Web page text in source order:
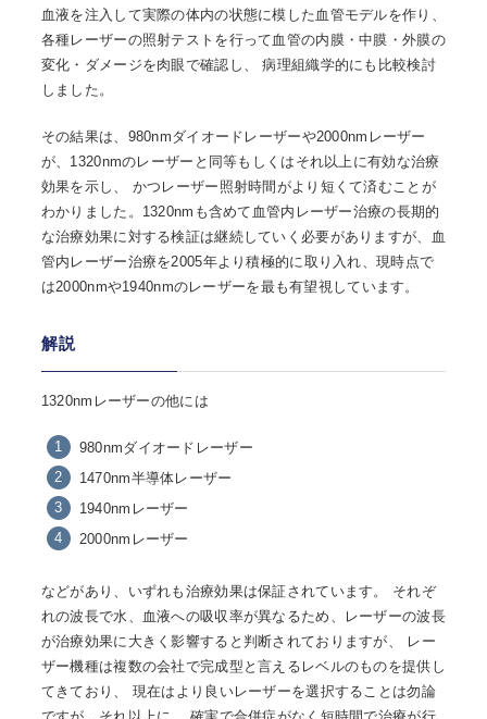
血液を注入して実際の体内の状態に模した血管モデルを作り、
各種レーザーの照射テストを行って血管の内膜・中膜・外膜の
変化・ダメージを肉眼で確認し、 病理組織学的にも比較検討
しました。
その結果は、980nmダイオードレーザーや2000nmレーザー
が、1320nmのレーザーと同等もしくはそれ以上に有効な治療
効果を示し、 かつレーザー照射時間がより短くて済むことが
わかりました。1320nmも含めて血管内レーザー治療の長期的
な治療効果に対する検証は継続していく必要がありますが、血
管内レーザー治療を2005年より積極的に取り入れ、現時点で
は2000nmや1940nmのレーザーを最も有望視しています。
解説
1320nmレーザーの他には
980nmダイオードレーザー
1470nm半導体レーザー
1940nmレーザー
2000nmレーザー
などがあり、いずれも治療効果は保証されています。 それぞ
れの波長で水、血液への吸収率が異なるため、レーザーの波長
が治療効果に大きく影響すると判断されておりますが、 レー
ザー機種は複数の会社で完成型と言えるレベルのものを提供し
てきており、 現在はより良いレーザーを選択することは勿論